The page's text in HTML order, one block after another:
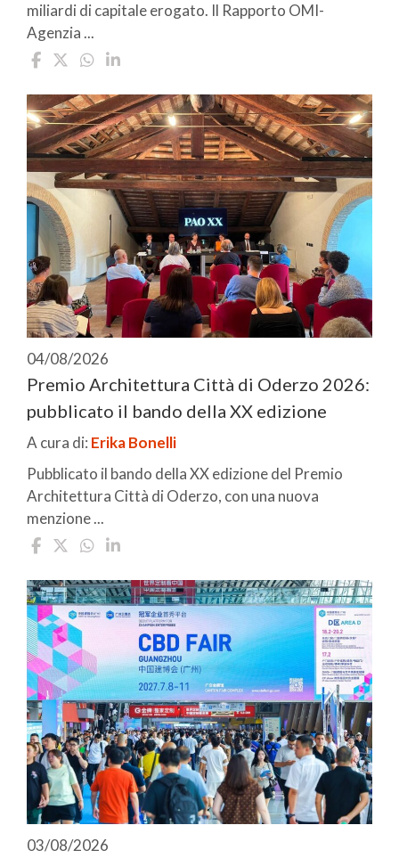
miliardi di capitale erogato. Il Rapporto OMI-
Agenzia ...
04/08/2026
Premio Architettura Città di Oderzo 2026:
pubblicato il bando della XX edizione
A cura di: Erika Bonelli
Pubblicato il bando della XX edizione del Premio
Architettura Città di Oderzo, con una nuova
menzione ...
03/08/2026